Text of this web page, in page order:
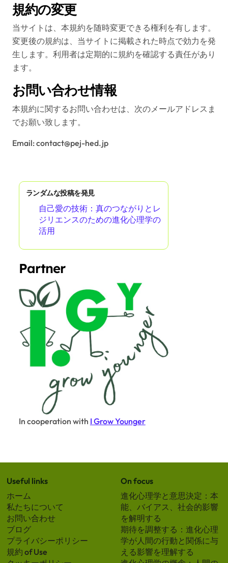
規約の変更
当サイトは、本規約を随時変更できる権利を有します。
変更後の規約は、当サイトに掲載された時点で効力を発
生します。利用者は定期的に規約を確認する責任があり
ます。
お問い合わせ情報
本規約に関するお問い合わせは、次のメールアドレスま
でお願い致します。
Email:contact@pej-hed.jp
ランダムな投稿を発見
自己愛の技術：真のつながりとレ
ジリエンスのための進化心理学の
活用
Partner
In cooperation with I Grow Younger
Useful links
ホーム
私たちについて
お問い合わせ
ブログ
プライバシーポリシー
規約 of Use
On focus
進化心理学と意思決定：本
能、バイアス、社会的影響
を解明する
期待を調整する：進化心理
学が人間の行動と関係に与
える影響を理解する